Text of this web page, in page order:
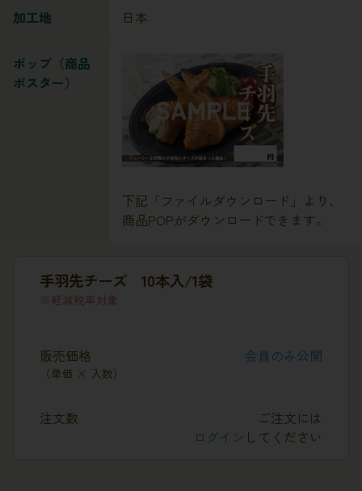
加工地 日本
ポップ（商品
ポスター）
下記「ファイルダウンロード」より、
商品POPがダウンロードできます。
手羽先チーズ 10本入/1袋
軽減税率対象
販売価格
（単価 × 入数）
会員のみ公開
注文数
ご注文には
ログイン してください